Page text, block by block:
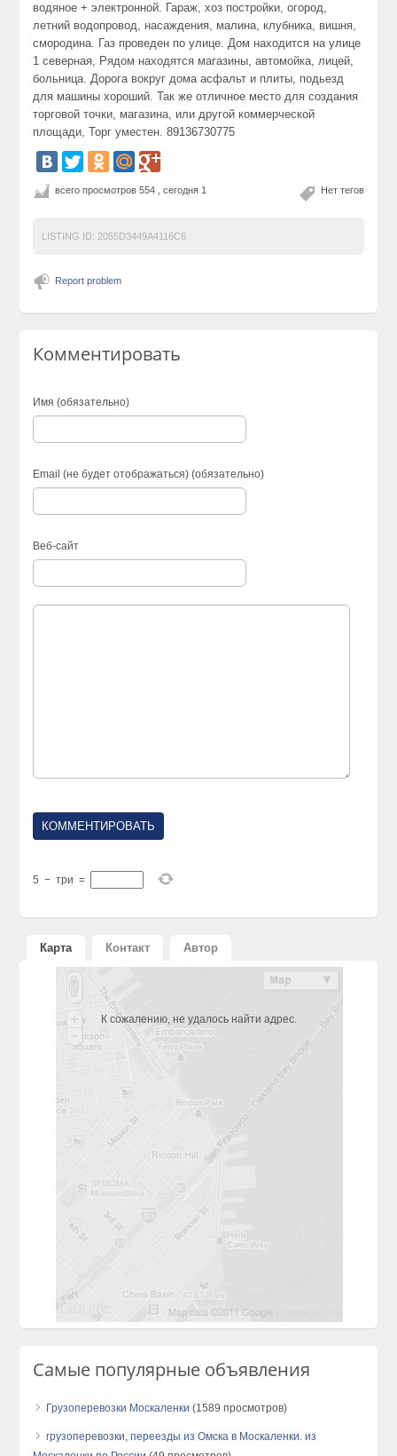
водяное + электронной. Гараж, хоз постройки, огород,
летний водопровод, насаждения, малина, клубника, вишня,
смородина. Газ проведен по улице. Дом находится на улице
1 северная, Рядом находятся магазины, автомойка, лицей,
больница. Дорога вокруг дома асфальт и плиты, подьезд
для машины хороший. Так же отличное место для создания
торговой точки, магазина, или другой коммерческой
площади, Торг уместен. 89136730775
Нет тегов
всего просмотров 554 , сегодня 1
LISTING ID: 2055D3449A4116C6
Report problem
Комментировать
Имя (обязательно)
Email (не будет отображаться) (обязательно)
Веб-сайт
5 − три =
Карта Контакт Автор
К сожалению, не удалось найти адрес.
Самые популярные объявления
Грузоперевозки Москаленки (1589 просмотров)
грузоперевозки, переезды из Омска в Москаленки. из